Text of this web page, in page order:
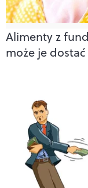
Alimenty z
może je dostać